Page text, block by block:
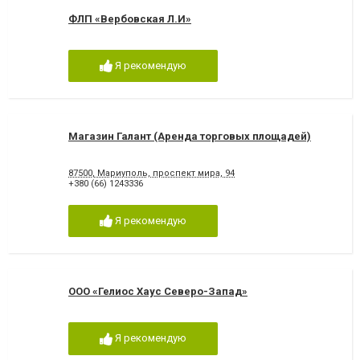
ФЛП «Вербовская Л.И»
Я рекомендую
Магазин Галант (Аренда торговых площадей)
87500, Мариуполь, проспект мира, 94
+380 (66) 1243336
Я рекомендую
ООО «Гелиос Хаус Северо-Запад»
Я рекомендую